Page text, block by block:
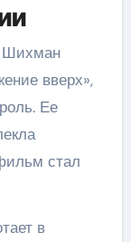
Шихман
вверх»,
Ее
стал
в